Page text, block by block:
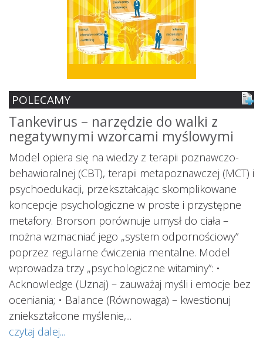
POLECAMY
Tankevirus – narzędzie do walki z
negatywnymi wzorcami myślowymi
Model opiera się na wiedzy z terapii poznawczo-
behawioralnej (CBT), terapii metapoznawczej (MCT) i
psychoedukacji, przekształcając skomplikowane
koncepcje psychologiczne w proste i przystępne
metafory. Brorson porównuje umysł do ciała –
można wzmacniać jego „system odpornościowy”
poprzez regularne ćwiczenia mentalne. Model
wprowadza trzy „psychologiczne witaminy”: •
Acknowledge (Uznaj) – zauważaj myśli i emocje bez
oceniania; • Balance (Równowaga) – kwestionuj
zniekształcone myślenie,...
czytaj dalej...